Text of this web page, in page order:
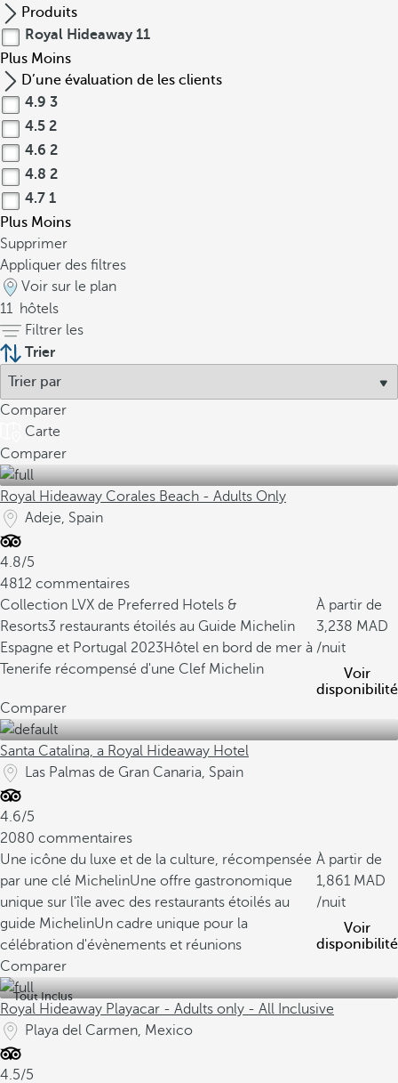
Produits
Royal Hideaway 11
Plus Moins
D’une évaluation de les clients
4.9 3
4.5 2
4.6 2
4.8 2
4.7 1
Plus Moins
Supprimer
Appliquer des filtres
Voir sur le plan
11 hôtels
Filtrer les
Trier
Comparer
Carte
Comparer
Royal Hideaway Corales Beach - Adults Only
Adeje, Spain
4.8/5
4812 commentaires
Collection LVX de Preferred Hotels &
Resorts3 restaurants étoilés au Guide Michelin
Espagne et Portugal 2023Hôtel en bord de mer à
Tenerife récompensé d'une Clef Michelin
À partir de
3,238
/nuit
Voir
disponibilité
Comparer
Santa Catalina, a Royal Hideaway Hotel
Las Palmas de Gran Canaria, Spain
4.6/5
2080 commentaires
Une icône du luxe et de la culture, récompensée
par une clé MichelinUne offre gastronomique
unique sur l'île avec des restaurants étoilés au
guide MichelinUn cadre unique pour la
célébration d'évènements et réunions
À partir de
1,861
/nuit
Voir
disponibilité
Comparer
Tout Inclus
Royal Hideaway Playacar - Adults only - All Inclusive
Playa del Carmen, Mexico
4.5/5